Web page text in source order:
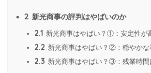
2 新光商事の評判はやばいのか
2.1 新光商事はやばい？①：安定性が
2.2 新光商事はやばい？②：穏やかな
2.3 新光商事はやばい？③：残業時間